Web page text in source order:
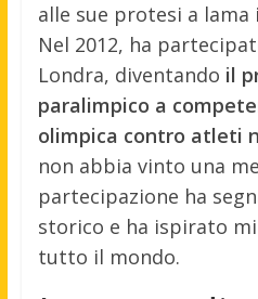
alle sue protesi a
Nel 2012, ha
Londra, diventando il
paralimpico a
olimpica contro atleti
non abbia vinto una
partecipazione ha
storico e ha ispirato
tutto il mondo.